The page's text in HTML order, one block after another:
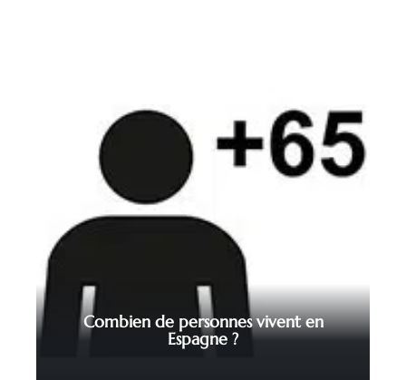
Combien de personnes vivent en
Espagne ?